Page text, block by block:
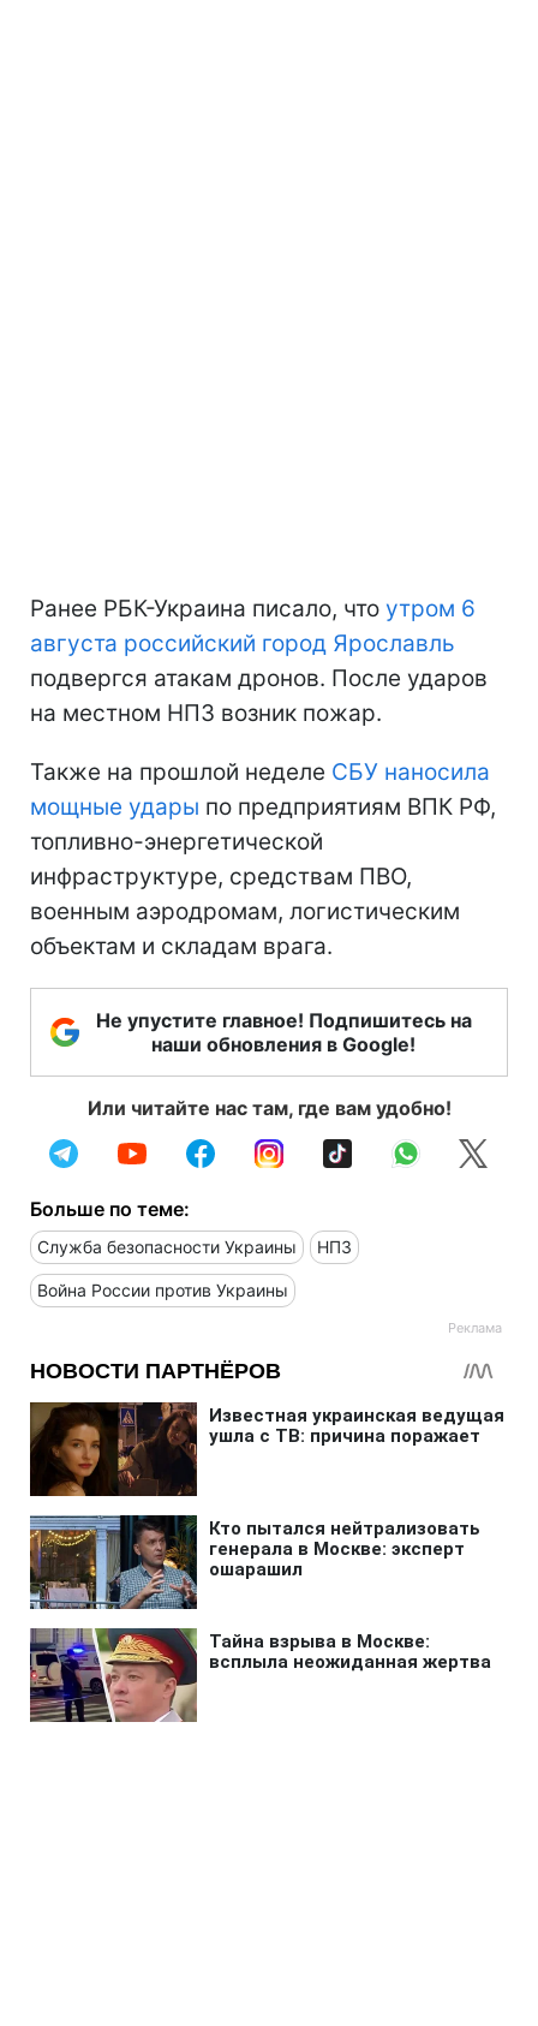
Ранее РБК-Украина писало, что утром 6
августа российский город Ярославль
подвергся атакам дронов. После ударов
на местном НПЗ возник пожар.
Также на прошлой неделе СБУ наносила
мощные удары по предприятиям ВПК РФ,
топливно-энергетической
инфраструктуре, средствам ПВО,
военным аэродромам, логистическим
объектам и складам врага.
Не упустите главное! Подпишитесь на
наши обновления в Google!
Или читайте нас там, где вам удобно!
Больше по теме:
Служба безопасности Украины НПЗ
Война России против Украины